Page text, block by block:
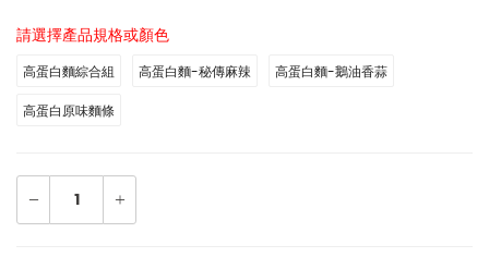
請選擇產品規格或顏色
高蛋白麵綜合組 高蛋白麵-秘傳麻辣 高蛋白麵-鵝油香蒜
高蛋白原味麵條